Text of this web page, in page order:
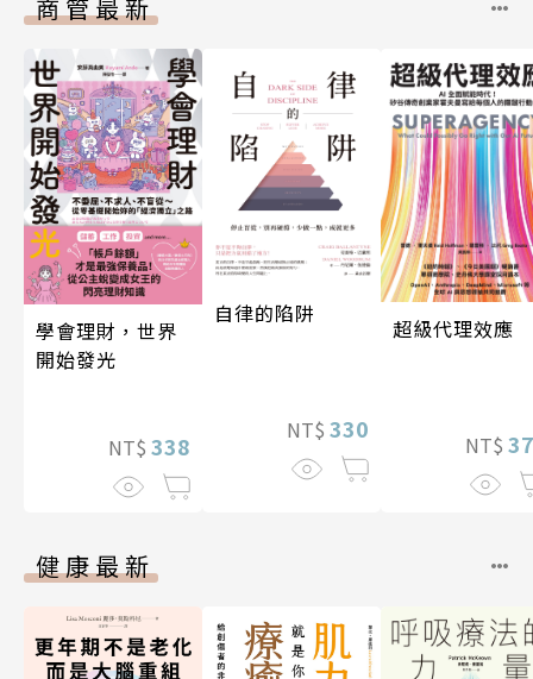
商管最新
學會理財，世界
開始發光
NT$ 338
自律的陷阱
NT$ 330
超級代理效應
NT$
健康最新